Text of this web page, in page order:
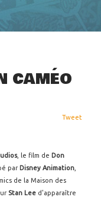
CAMÉO
Tweet
, le film de Don
par Disney Animation
de la Maison des
Stan Lee d'apparaître